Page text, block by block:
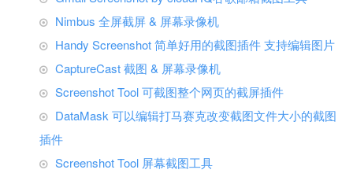
Nimbus 全屏截屏 & 屏幕录像机
Handy Screenshot 简单好用的截图插件 支持编辑图片
CaptureCast 截图 & 屏幕录像机
Screenshot Tool 可截图整个网页的截屏插件
DataMask 可以编辑打马赛克改变截图文件大小的截图
插件
Screenshot Tool 屏幕截图工具